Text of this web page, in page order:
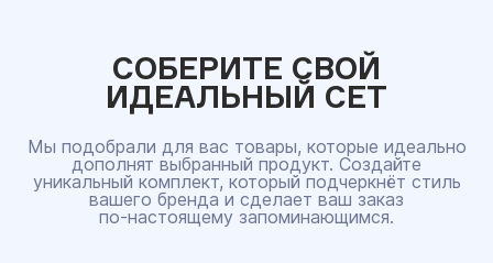
СОБЕРИТЕ СВОЙ
ИДЕАЛЬНЫЙ СЕТ
Мы подобрали для вас товары, которые идеально
дополнят выбранный продукт. Создайте
уникальный комплект, который подчеркнёт стиль
вашего бренда и сделает ваш заказ
по‑настоящему запоминающимся.